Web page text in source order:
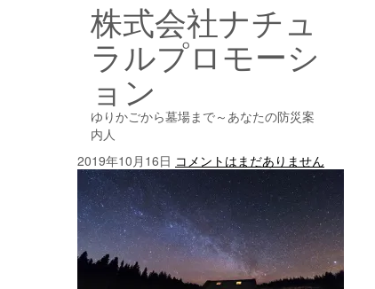
株式会社ナチュ
ラルプロモーシ
ョン
ゆりかごから墓場まで～あなたの防災案
内人
2019年10月16日 コメントはまだありません